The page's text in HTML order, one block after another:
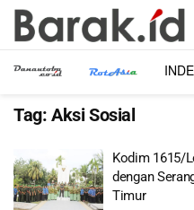
Tag: Aksi Sosial
Kodim 1615/
dengan
Timur